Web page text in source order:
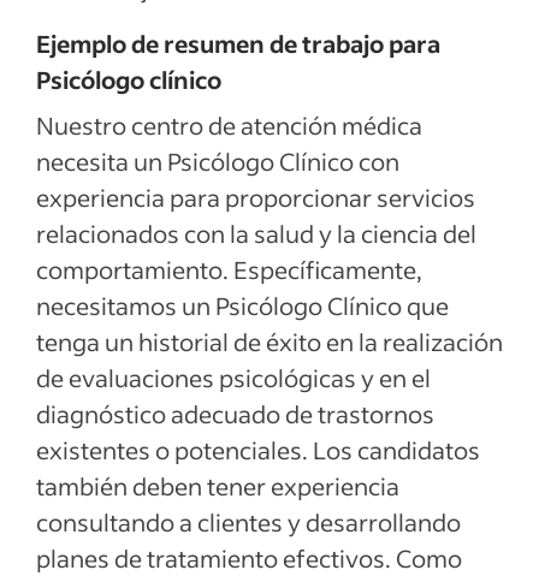
Ejemplo de resumen de trabajo para
Psicólogo clínico
Nuestro centro de atención médica
necesita un Psicólogo Clínico con
experiencia para proporcionar servicios
relacionados con la salud y la ciencia del
comportamiento. Específicamente,
necesitamos un Psicólogo Clínico que
tenga un historial de éxito en la realización
de evaluaciones psicológicas y en el
diagnóstico adecuado de trastornos
existentes o potenciales. Los candidatos
también deben tener experiencia
consultando a clientes y desarrollando
planes de tratamiento efectivos. Como